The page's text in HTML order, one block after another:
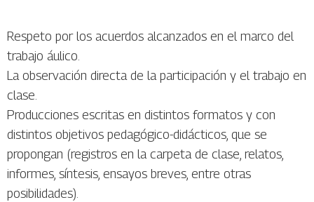
Respeto por los acuerdos alcanzados en el marco del
trabajo áulico.
La observación directa de la participación y el trabajo en
clase.
Producciones escritas en distintos formatos y con
distintos objetivos pedagógico-didácticos, que se
propongan (registros en la carpeta de clase, relatos,
informes, síntesis, ensayos breves, entre otras
posibilidades).